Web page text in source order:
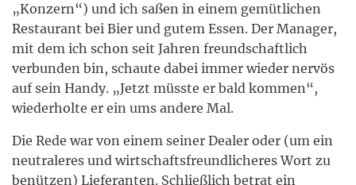
„Konzern“) und ich saßen in einem gemütlichen
Restaurant bei Bier und gutem Essen. Der Manager,
mit dem ich schon seit Jahren freundschaftlich
verbunden bin, schaute dabei immer wieder nervös
auf sein Handy. „Jetzt müsste er bald kommen“,
wiederholte er ein ums andere Mal.
Die Rede war von einem seiner Dealer oder (um ein
neutraleres und wirtschaftsfreundlicheres Wort zu
benützen) Lieferanten. Schließlich betrat ein